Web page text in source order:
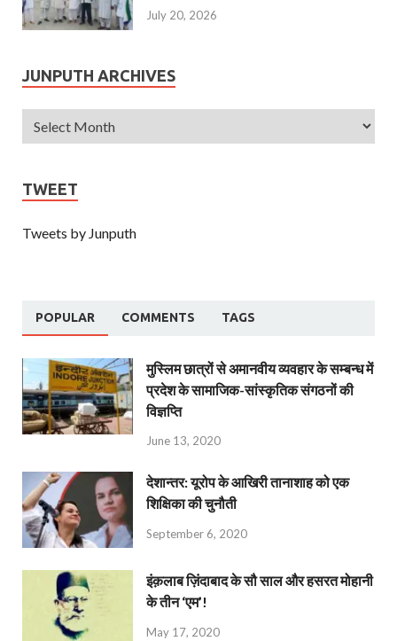
July 20, 2026
JUNPUTH ARCHIVES
TWEET
Tweets by Junputh
POPULAR COMMENTS TAGS
मुस्लिम छात्रों से अमानवीय व्यवहार के सम्बन्ध में
प्रदेश के सामाजिक-सांस्कृतिक संगठनों की
विज्ञप्ति
June 13, 2020
देशान्‍तर: यूरोप के आखिरी तानाशाह को एक
शिक्षिका की चुनौती
September 6, 2020
इंक़लाब ज़िंदाबाद के सौ साल और हसरत मोहानी
के तीन ‘एम’!
May 17, 2020